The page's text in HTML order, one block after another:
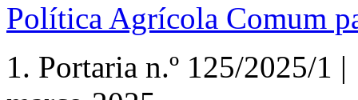
Política Agrícola Comum
1. Portaria n.º 125/2025/1 |